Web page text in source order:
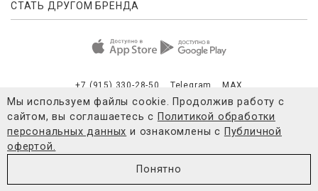
СТАТЬ ДРУГОМ БРЕНДА
+7 (915) 330-28-50 Telegram MAX
Согласие на обработку персональных
© 2021-2026 4FORMS
Мы используем файлы cookie. Продолжив работу с
сайтом, вы соглашаетесь с Политикой обработки
персональных данных и ознакомлены с Публичной
офертой.
Понятно